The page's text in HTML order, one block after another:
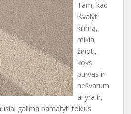
Tam, kad
išvalyti
kilimą,
reikia
žinoti,
koks
purvas ir
nešvarum
ai yra ir,
galima pamatyti tokius